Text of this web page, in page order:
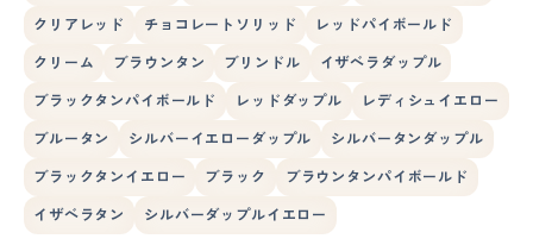
クリアレッド チョコレートソリッド レッドパイボールド
クリーム ブラウンタン ブリンドル イザベラダップル
ブラックタンパイボールド レッドダップル レディシュイエロー
ブルータン シルバーイエローダップル シルバータンダップル
ブラックタンイエロー ブラック ブラウンタンパイボールド
イザベラタン シルバーダップルイエロー